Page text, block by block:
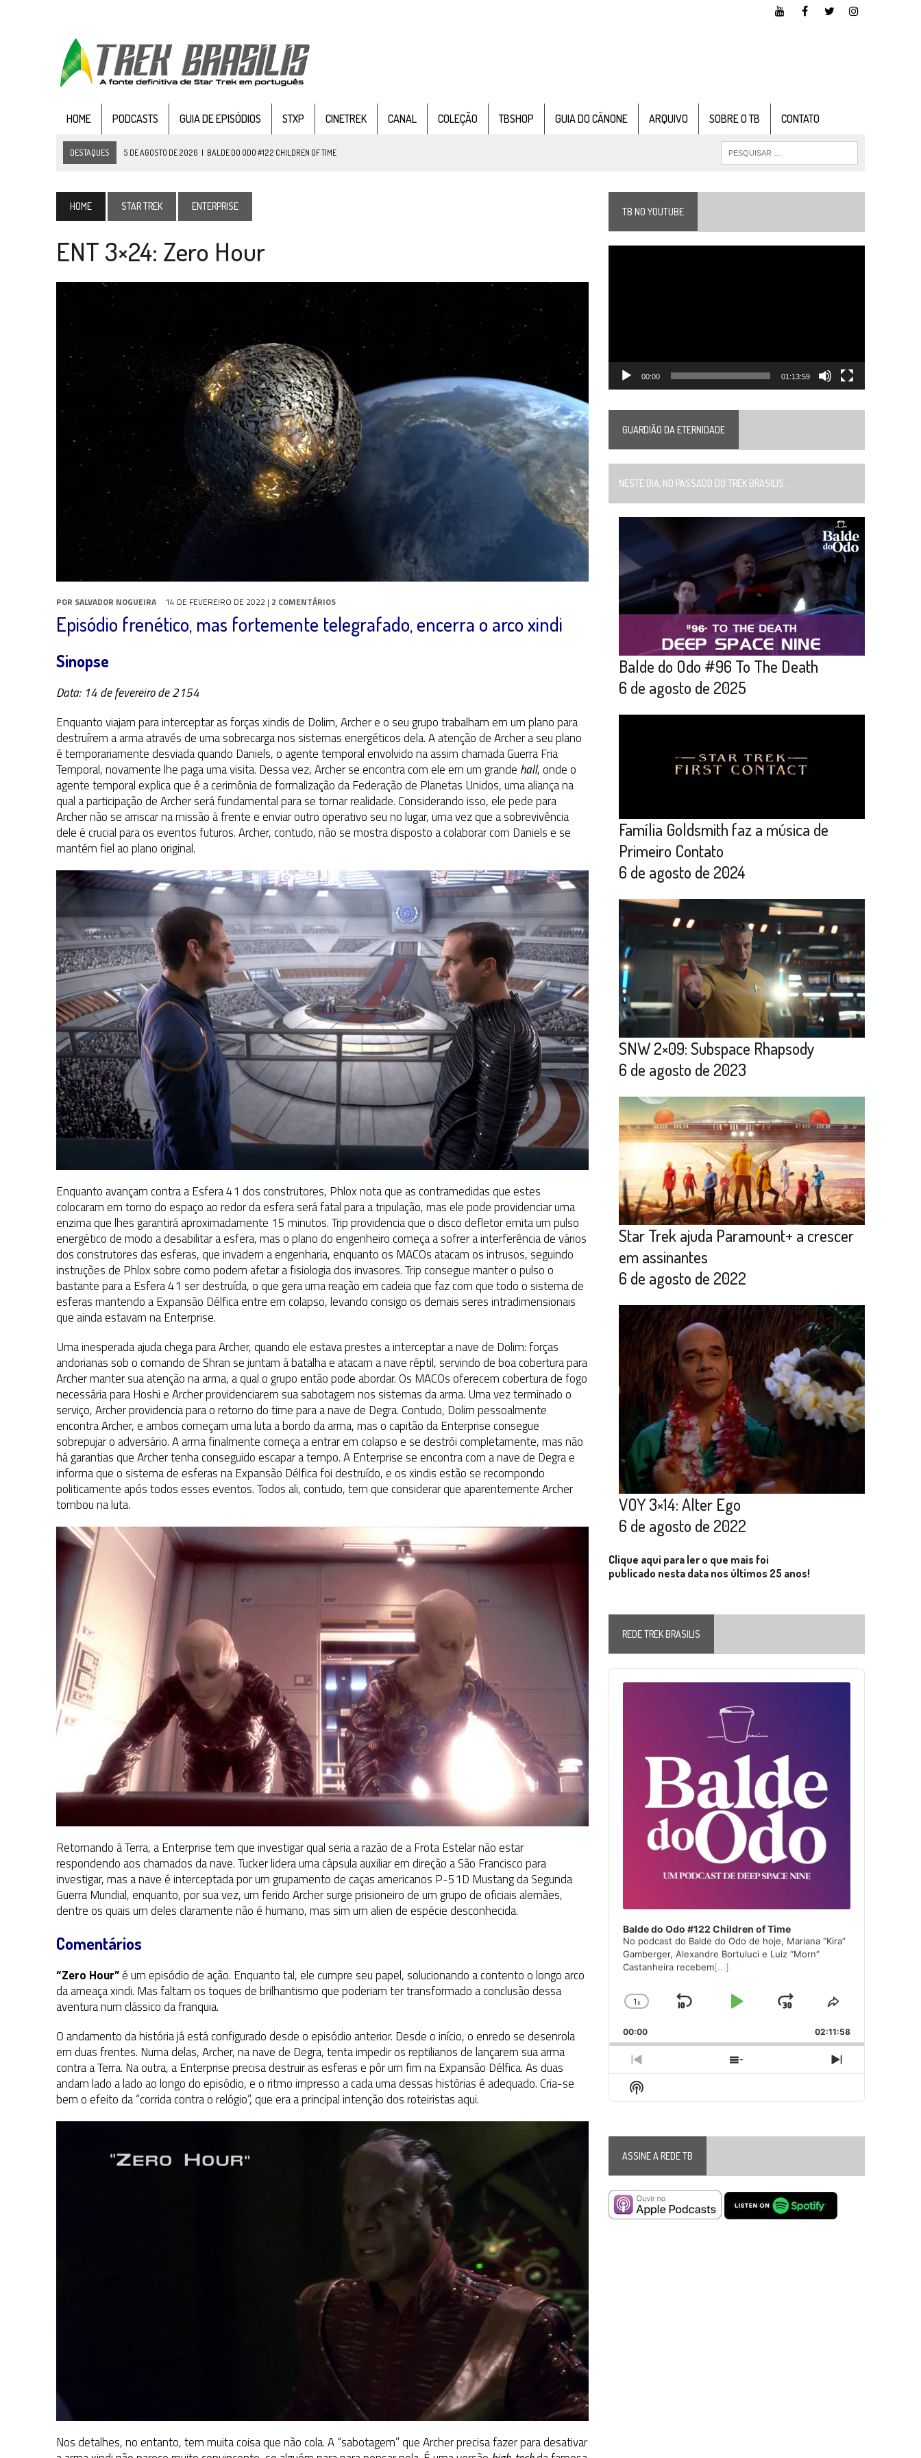
HOME PODCASTS GUIA DE EPISÓDIOS STXP CINETREK CANAL COLEÇÃO TBSHOP GUIA DO CÂNONE ARQUIVO SOBRE O TB CONTATO
DESTAQUES 5 DE AGOSTO DE 2026 | BALDE DO ODO #122 CHILDREN OF TIME
3 DE AGOSTO DE 2026 | PARAMOUNT E CBS DERRUBAM NOVO VÍDEO DO FILME DE FÃS AXANAR HORAS APÓS ESTREIA
2 DE AGOSTO DE 2026 | TB AO VIVO | STAR TREK: STRANGE NEW WORLDS – “THE GRIFFIN INCIDENT” (4×02)
31 DE JULHO DE 2026 GRANDES JORNADAS | QUATRO EPISÓDIOS DE SOBRE DIFERENTES PONTOS DE VISTA
COLEÇÃO TREK BRASILIS JÁ DISPONÍVEL EM PRÉ-VENDA!
SNW 4×02: THE GRIFFIN INCIDENT
6 DE AGOSTO DE 2026 AVALIE E COMENTE SNW 4×03: HUMAN BEST FRIEND
HOME STAR TREK ENTERPRISE
ENT 3×24: Zero Hour
POR SALVADOR NOGUEIRA 14 DE FEVEREIRO DE 2022 | 2 COMENTÁRIOS
Episódio frenético, mas fortemente telegrafado, encerra o arco xindi
Sinopse
Data: 14 de fevereiro de 2154
Enquanto viajam para interceptar as forças xindis de Dolim, Archer e o seu grupo trabalham em um plano para
destruírem a arma através de uma sobrecarga nos sistemas energéticos dela. A atenção de Archer a seu plano
é temporariamente desviada quando Daniels, o agente temporal envolvido na assim chamada Guerra Fria
Temporal, novamente lhe paga uma visita. Dessa vez, Archer se encontra com ele em um grande hall, onde o
agente temporal explica que é a cerimônia de formalização da Federação de Planetas Unidos, uma aliança na
qual a participação de Archer será fundamental para se tornar realidade. Considerando isso, ele pede para
Archer não se arriscar na missão à frente e enviar outro operativo seu no lugar, uma vez que a sobrevivência
dele é crucial para os eventos futuros. Archer, contudo, não se mostra disposto a colaborar com Daniels e se
mantém fiel ao plano original.
Enquanto avançam contra a Esfera 41 dos construtores, Phlox nota que as contramedidas que estes
colocaram em torno do espaço ao redor da esfera será fatal para a tripulação, mas ele pode providenciar uma
enzima que lhes garantirá aproximadamente 15 minutos. Trip providencia que o disco defletor emita um pulso
energético de modo a desabilitar a esfera, mas o plano do engenheiro começa a sofrer a interferência de vários
dos construtores das esferas, que invadem a engenharia, enquanto os MACOs atacam os intrusos, seguindo
instruções de Phlox sobre como podem afetar a fisiologia dos invasores. Trip consegue manter o pulso o
bastante para a Esfera 41 ser destruída, o que gera uma reação em cadeia que faz com que todo o sistema de
esferas mantendo a Expansão Délfica entre em colapso, levando consigo os demais seres intradimensionais
que ainda estavam na Enterprise.
Uma inesperada ajuda chega para Archer, quando ele estava prestes a interceptar a nave de Dolim: forças
andorianas sob o comando de Shran se juntam à batalha e atacam a nave réptil, servindo de boa cobertura para
Archer manter sua atenção na arma, a qual o grupo então pode abordar. Os MACOs oferecem cobertura de fogo
necessária para Hoshi e Archer providenciarem sua sabotagem nos sistemas da arma. Uma vez terminado o
serviço, Archer providencia para o retorno do time para a nave de Degra. Contudo, Dolim pessoalmente
encontra Archer, e ambos começam uma luta a bordo da arma, mas o capitão da Enterprise consegue
sobrepujar o adversário. A arma finalmente começa a entrar em colapso e se destrói completamente, mas não
há garantias que Archer tenha conseguido escapar a tempo. A Enterprise se encontra com a nave de Degra e
informa que o sistema de esferas na Expansão Délfica foi destruído, e os xindis estão se recompondo
politicamente após todos esses eventos. Todos ali, contudo, tem que considerar que aparentemente Archer
tombou na luta.
Retornando à Terra, a Enterprise tem que investigar qual seria a razão de a Frota Estelar não estar
respondendo aos chamados da nave. Tucker lidera uma cápsula auxiliar em direção a São Francisco para
investigar, mas a nave é interceptada por um grupamento de caças americanos P-51D Mustang da Segunda
Guerra Mundial, enquanto, por sua vez, um ferido Archer surge prisioneiro de um grupo de oficiais alemães,
dentre os quais um deles claramente não é humano, mas sim um alien de espécie desconhecida.
Comentários
“Zero Hour”é um episódio de ação. Enquanto tal, ele cumpre seu papel, solucionando a contento o longo arco
da ameaça xindi. Mas faltam os toques de brilhantismo que poderiam ter transformado a conclusão dessa
aventura num clássico da franquia.
O andamento da história já está configurado desde o episódio anterior. Desde o início, o enredo se desenrola
em duas frentes. Numa delas, Archer, na nave de Degra, tenta impedir os reptilianos de lançarem sua arma
contra a Terra. Na outra, a Enterprise precisa destruir as esferas e pôr um fim na Expansão Délfica. As duas
andam lado a lado ao longo do episódio, e o ritmo impresso a cada uma dessas histórias é adequado. Cria-se
bem o efeito da “corrida contra o relógio”, que era a principal intenção dos roteiristas aqui.
Nos detalhes, no entanto, tem muita coisa que não cola. A “sabotagem” que Archer precisa fazer para desativar
TB NO YOUTUBE
00:00 01:13:59
GUARDIÃO DA ETERNIDADE
NESTE DIA, NO PASSADO DO TREK BRASILIS...
Balde do Odo #96 To The Death
6 de agosto de 2025
Família Goldsmith faz a música de
Primeiro Contato
6 de agosto de 2024
SNW 2×09: Subspace Rhapsody
6 de agosto de 2023
Star Trek ajuda Paramount+ a crescer
em assinantes
6 de agosto de 2022
VOY 3×14: Alter Ego
6 de agosto de 2022
Clique aqui para ler o que mais foi
publicado nesta data nos últimos 25 anos!
REDE TREK BRASILIS
Audio
Player
Balde do Odo #122 Children of Time
No podcast do Balde do Odo de hoje, Mariana “Kira”
Gamberger, Alexandre Bortuluci e Luiz “Morn”
Castanheira recebem[...]
Change
Rate
1x
Skip
Play
Jump
Forward
Share
Episode
00:00 02:11:58
Previous
Episode
Show
Episodes
Next
Episode
Show
Podcast
ASSINE A REDE TB